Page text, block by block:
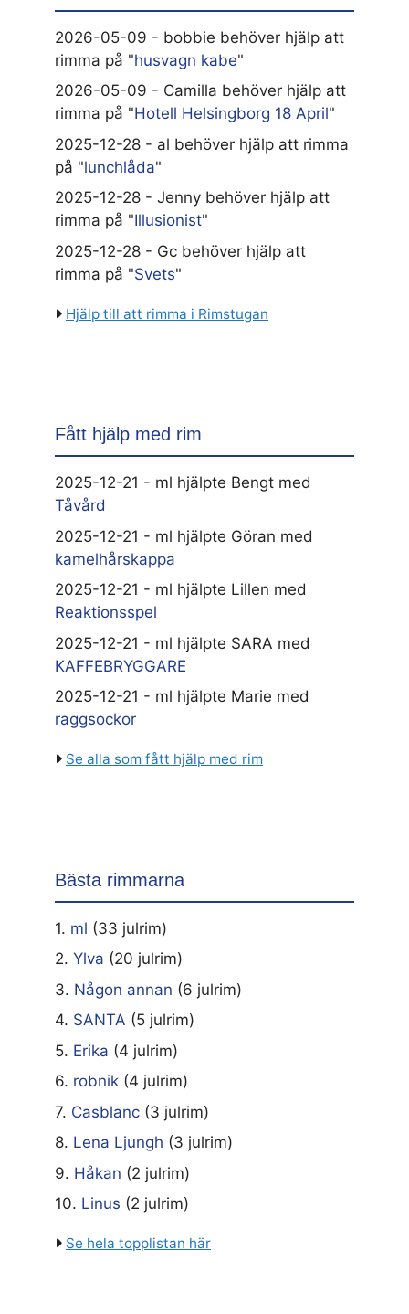
2026-05-09 - bobbie behöver hjälp att
rimma på "husvagn kabe"
2026-05-09 - Camilla behöver hjälp att
rimma på "Hotell Helsingborg 18 April"
2025-12-28 - al behöver hjälp att rimma
på "lunchlåda"
2025-12-28 - Jenny behöver hjälp att
rimma på "Illusionist"
2025-12-28 - Gc behöver hjälp att
rimma på "Svets"
Hjälp till att rimma i Rimstugan
Fått hjälp med rim
2025-12-21 - ml hjälpte Bengt med
Tåvård
2025-12-21 - ml hjälpte Göran med
kamelhårskappa
2025-12-21 - ml hjälpte Lillen med
Reaktionsspel
2025-12-21 - ml hjälpte SARA med
KAFFEBRYGGARE
2025-12-21 - ml hjälpte Marie med
raggsockor
Se alla som fått hjälp med rim
Bästa rimmarna
1. ml (33 julrim)
2. Ylva (20 julrim)
3. Någon annan (6 julrim)
4. SANTA (5 julrim)
5. Erika (4 julrim)
6. robnik (4 julrim)
7. Casblanc (3 julrim)
8. Lena Ljungh (3 julrim)
9. Håkan (2 julrim)
10. Linus (2 julrim)
Se hela topplistan här